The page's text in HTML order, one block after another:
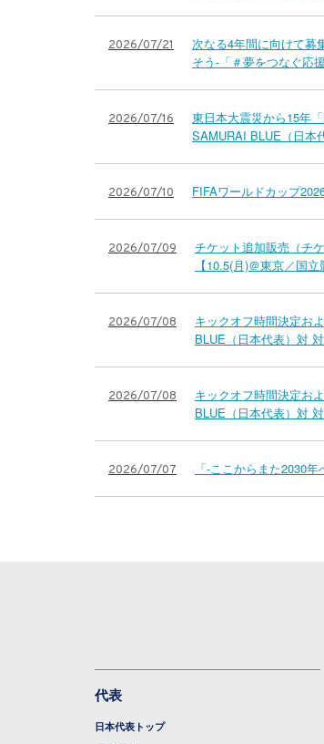
2026/07/21
次なる4年間に向けて募
そう-「＃夢をつなぐ応
2026/07/16
東日本大震災から15年
SAMURAI BLUE（日本
2026/07/10 FIFAワールドカップ
2026/07/09
チケット追加販売（チ
【10.5(月)＠東京／国立
2026/07/08
キックオフ時間決定お
BLUE（日本代表）対
2026/07/08
キックオフ時間決定お
BLUE（日本代表）対
2026/07/07 「-ここからまた2030
代表
日本代表トップ